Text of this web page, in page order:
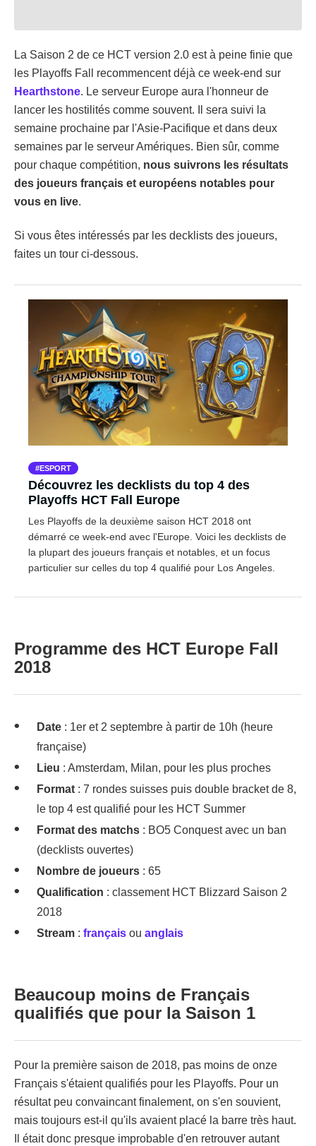
La Saison 2 de ce HCT version 2.0 est à peine finie que
les Playoffs Fall recommencent déjà ce week-end sur
Hearthstone. Le serveur Europe aura l'honneur de
lancer les hostilités comme souvent. Il sera suivi la
semaine prochaine par l'Asie-Pacifique et dans deux
semaines par le serveur Amériques. Bien sûr, comme
pour chaque compétition, nous suivrons les résultats
des joueurs français et européens notables pour
vous en live.
Si vous êtes intéressés par les decklists des joueurs,
faites un tour ci-dessous.
ESPORT
Découvrez les decklists du top 4 des
Playoffs HCT Fall Europe
Les Playoffs de la deuxième saison HCT 2018 ont
démarré ce week-end avec l'Europe. Voici les decklists de
la plupart des joueurs français et notables, et un focus
particulier sur celles du top 4 qualifié pour Los Angeles.
Programme des HCT Europe Fall
2018
Date : 1er et 2 septembre à partir de 10h (heure
française)
Lieu : Amsterdam, Milan, pour les plus proches
Format : 7 rondes suisses puis double bracket de 8,
le top 4 est qualifié pour les HCT Summer
Format des matchs : BO5 Conquest avec un ban
(decklists ouvertes)
Nombre de joueurs : 65
Qualification : classement HCT Blizzard Saison 2
2018
Stream : français ou anglais
Beaucoup moins de Français
qualifiés que pour la Saison 1
Pour la première saison de 2018, pas moins de onze
Français s'étaient qualifiés pour les Playoffs. Pour un
résultat peu convaincant finalement, on s'en souvient,
mais toujours est-il qu'ils avaient placé la barre très haut.
Il était donc presque improbable d'en retrouver autant